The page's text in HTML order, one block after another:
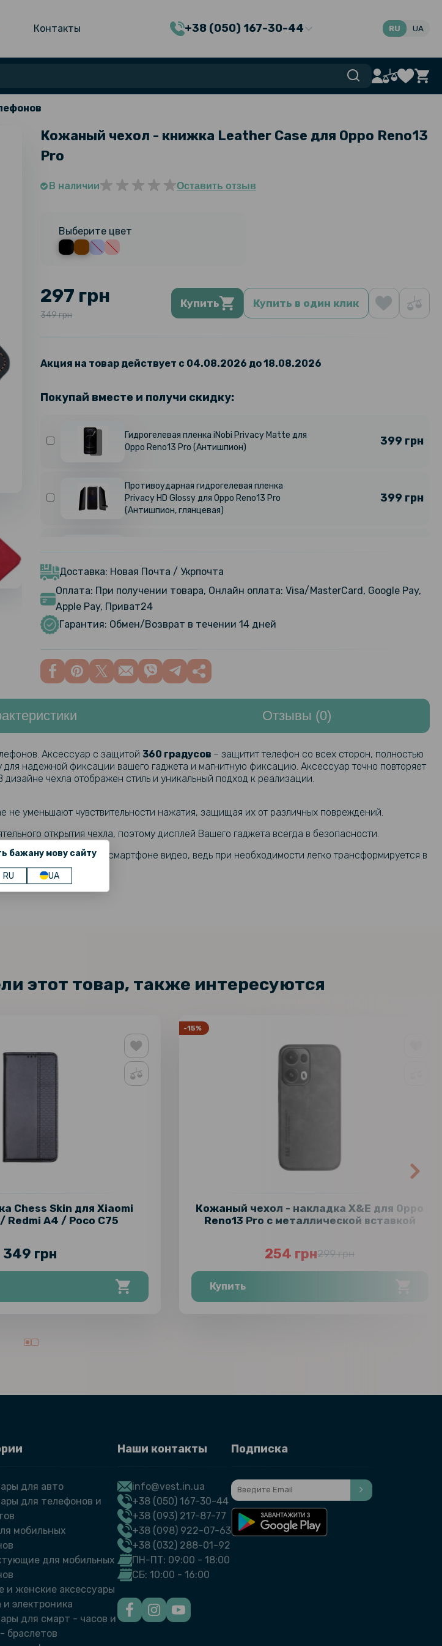
Контакты +38 (050) 167-30-44
бажану мову сайту
RU UA
RU UA
Кожаный чехол - книжка Leather Case для Oppo Reno13
Pro
В наличии Оставить отзыв
Выберите цвет
297 грн
349 грн
Купить Купить в один клик
Акция на товар действует с 04.08.2026 до 18.08.2026
Покупай вместе и получи скидку:
Гидрогелевая пленка iNobi Privacy Matte для
Oppo Reno13 Pro (Антишпион)
399 грн
Противоударная гидрогелевая пленка
Privacy HD Glossy для Oppo Reno13 Pro
(Антишпион, глянцевая)
399 грн
Hydrogel Film для Oppo Reno13 Pro,
Transparent
Гидрогелевая пленка iNobi Matte для Oppo
Reno13 Pro, Матовая
Противоударная гидрогелевая пленка
199 грн
Гидрогелевая пленка iNobi Matte для Oppo
239 грн
Противоударный чехол - накладка Acryl
Доставка: Новая Почта / Укрпочта
Оплата: При получении товара, Онлайн оплата: Visa/MasterCard, Google Pay,
Apple Pay, Приват24
Гарантия: Обмен/Возврат в течении 14 дней
Отзывы (0)
Аксессуар с защитой 360 градусов – защитит телефон со всех сторон, полностью
надежной фиксации вашего гаджета и магнитную фиксацию. Аксессуар точно повторяет
чехла отображен стиль и уникальный подход к реализации.
не уменьшают чувствительности нажатия, защищая их от различных повреждений.
открытия чехла, поэтому дисплей Вашего гаджета всегда в безопасности.
просматривать на смартфоне видео, ведь при необходимости легко трансформируется в
этот товар, также интересуются
Chess Skin для Xiaomi
Redmi A4 / Poco C75
349 грн
-15%
Кожаный чехол - накладка X&E для Oppo
Reno13 Pro с металлической вставкой
254 грн299 грн
Купить
для авто
для телефонов и
мобильных
для мобильных
и женские аксессуары
и электроника
для смарт - часов и
браслетов
Наши контакты
info@vest.in.ua
+38 (050) 167-30-44
+38 (093) 217-87-77
+38 (098) 922-07-63
+38 (032) 288-01-92
ПН-ПТ: 09:00 - 18:00
СБ: 10:00 - 16:00
Подписка